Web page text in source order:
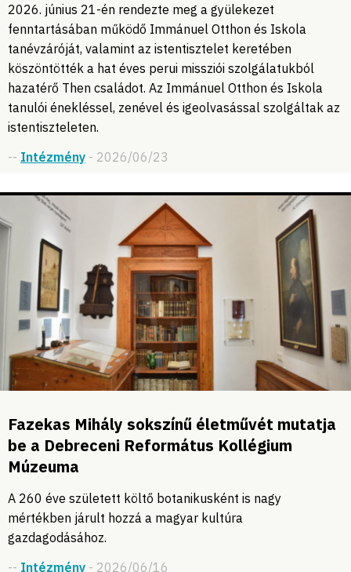
2026. június 21-én rendezte meg a gyülekezet
fenntartásában működő Immánuel Otthon és Iskola
tanévzáróját, valamint az istentisztelet keretében
köszöntötték a hat éves perui missziói szolgálatukból
hazatérő Then családot. Az Immánuel Otthon és Iskola
tanulói énekléssel, zenével és igeolvasással szolgáltak az
istentiszteleten.
-- Intézmény - 2026/06/23
Fazekas Mihály sokszínű életművét mutatja
be a Debreceni Református Kollégium
Múzeuma
A 260 éve született költő botanikusként is nagy
mértékben járult hozzá a magyar kultúra
gazdagodásához.
-- Intézmény - 2026/06/16